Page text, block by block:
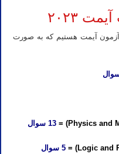
۲۰۲۳
آزمون آیمت هستیم که به صورت
13 سوال
5 سوال